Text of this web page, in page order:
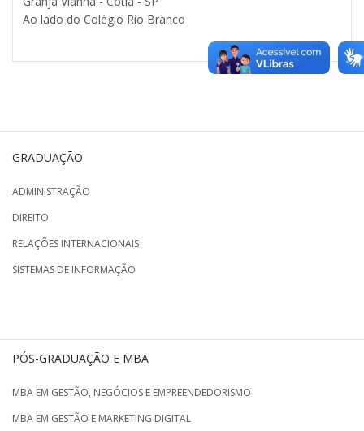
Ao lado do Colégio Rio Branco
GRADUAÇÃO
ADMINISTRAÇÃO
DIREITO
RELAÇÕES INTERNACIONAIS
SISTEMAS DE INFORMAÇÃO
PÓS-GRADUAÇÃO E MBA
MBA EM GESTÃO, NEGÓCIOS E EMPREENDEDORISMO
MBA EM GESTÃO E MARKETING DIGITAL